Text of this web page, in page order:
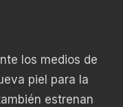
los medios de
piel para la
estrenan